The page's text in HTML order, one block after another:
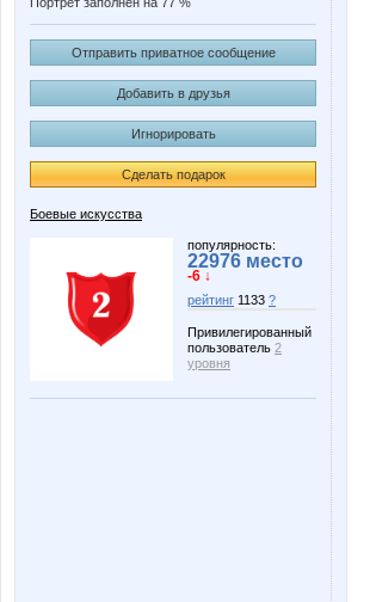
Отправить приватное сообщение
Добавить в друзья
Игнорировать
Сделать подарок
Боевые искусства
популярность:
22976 место
-6 ↓
рейтинг 1133 ?
Привилегированный
пользователь 2
уровня